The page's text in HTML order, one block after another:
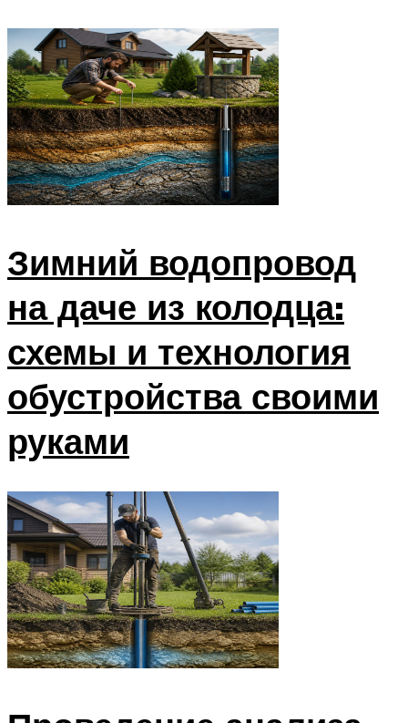
Зимний водопровод
на даче из колодца:
схемы и технология
обустройства своими
руками